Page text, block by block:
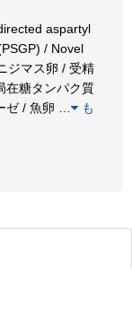
aspartyl
/ Novel
ジマス卵 / 受精
在糖タンパク質
ゼ / 魚卵
も